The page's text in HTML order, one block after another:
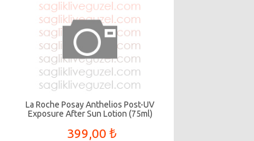
La Roche Posay Anthelios Post-UV
Exposure After Sun Lotion (75ml)
399,00 ₺